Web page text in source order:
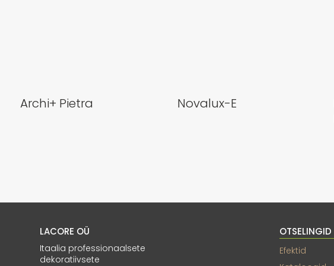
Archi+ Pietra Novalux-E
LACORE OÜ
Itaalia professionaalsete
dekoratiivsete
OTSELINGID
Efektid